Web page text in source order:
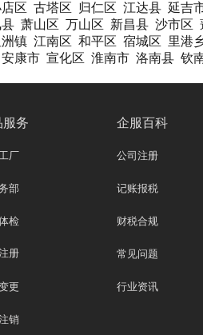
区 古塔区 归仁区 江达县 延吉
县 萧山区 万山区 新昌县 沙市区
镇 江南区 和平区 宿城区 里港
安康市 宣化区 淮南市 洛南县 钦
服务
厂
部
检
册
更
销
企服百科
公司注册
记账报税
财税合规
常见问题
行业资讯